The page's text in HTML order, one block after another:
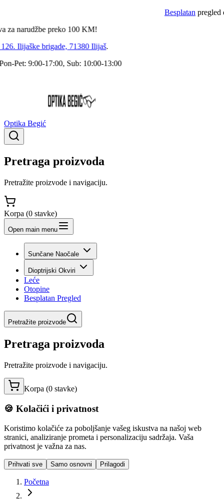
Besplatan pregled
preko 100KM!
Ilijaške brigade, 71380 Ilijaš.
9:00-17:00, Sub: 10:00-13:00
Optika Begić
Pretraga proizvoda
Pretražite proizvode i navigaciju.
Korpa (0 stavke)
Open main menu
Sunčane Naočale
Dioptrijski Okviri
Leće
Otopine
Besplatan Pregled
Pretražite proizvode
Pretraga proizvoda
Pretražite proizvode i navigaciju.
Korpa (0 stavke)
🍪 Kolačići i privatnost
Koristimo kolačiće za poboljšanje vašeg iskustva na našoj web
stranici, analiziranje prometa i personalizaciju sadržaja. Vaša
privatnost je važna za nas.
Prihvati sve Samo osnovni Prilagodi
Početna